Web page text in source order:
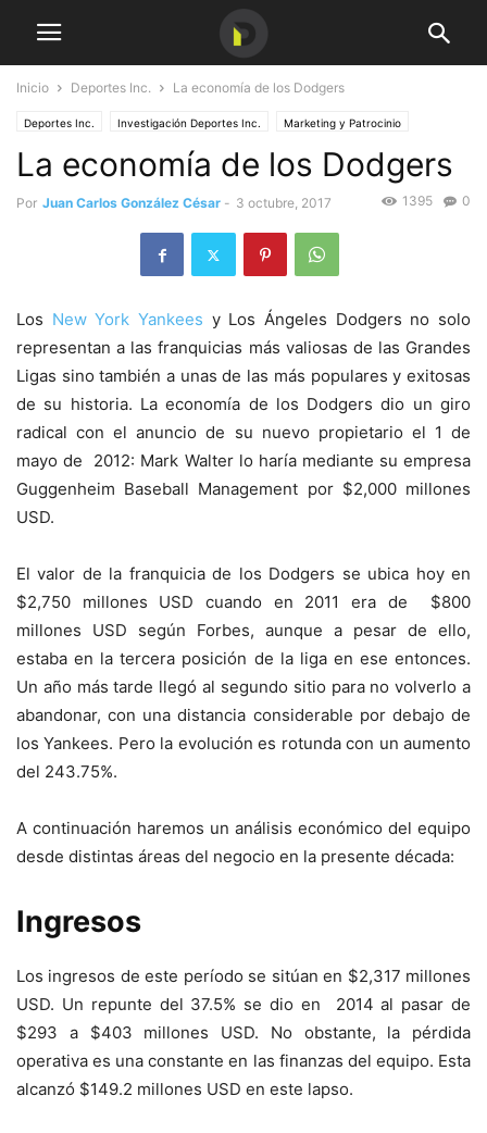
Inicio Deportes Inc. La economía de los Dodgers
Deportes Inc. Investigación Deportes Inc. Marketing y Patrocinio
La economía de los Dodgers
Por Juan Carlos González César - 3 octubre, 2017 0
1395
Los New York Yankees y Los Ángeles Dodgers no solo
representan a las franquicias más valiosas de las Grandes
Ligas sino también a unas de las más populares y exitosas
de su historia. La economía de los Dodgers dio un giro
radical con el anuncio de su nuevo propietario el 1 de
mayo de 2012: Mark Walter lo haría mediante su empresa
Guggenheim Baseball Management por $2,000 millones
USD.
El valor de la franquicia de los Dodgers se ubica hoy en
$2,750 millones USD cuando en 2011 era de $800
millones USD según Forbes, aunque a pesar de ello,
estaba en la tercera posición de la liga en ese entonces.
Un año más tarde llegó al segundo sitio para no volverlo a
abandonar, con una distancia considerable por debajo de
los Yankees. Pero la evolución es rotunda con un aumento
del 243.75%.
A continuación haremos un análisis económico del equipo
desde distintas áreas del negocio en la presente década:
Ingresos
Los ingresos de este período se sitúan en $2,317 millones
USD. Un repunte del 37.5% se dio en 2014 al pasar de
$293 a $403 millones USD. No obstante, la pérdida
operativa es una constante en las finanzas del equipo. Esta
alcanzó $149.2 millones USD en este lapso.